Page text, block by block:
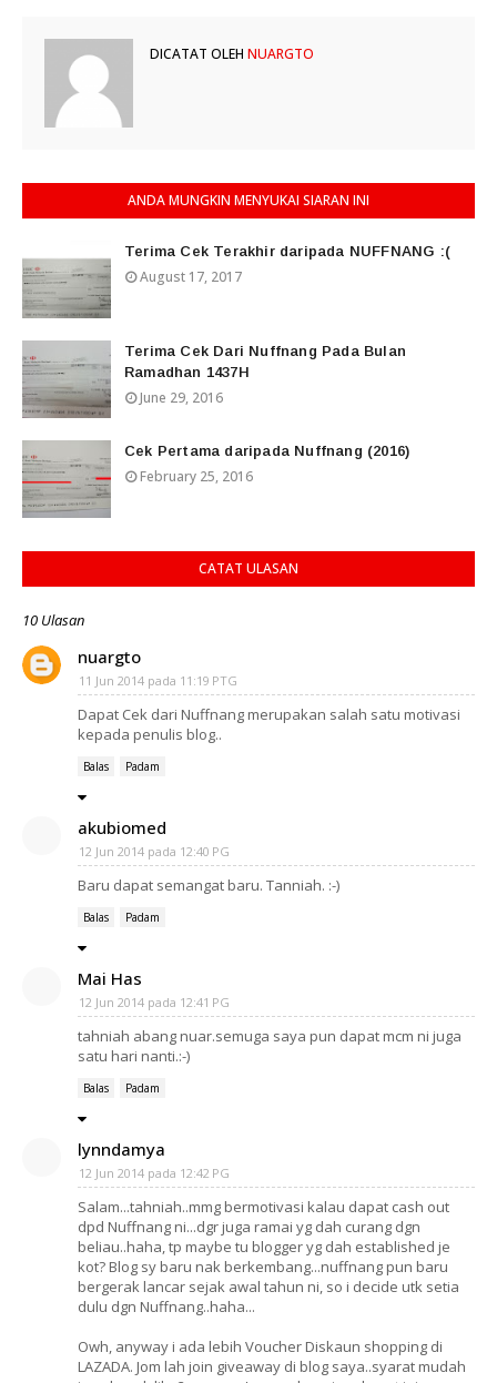
DICATAT OLEH NUARGTO
ANDA MUNGKIN MENYUKAI SIARAN INI
Terima Cek Terakhir daripada NUFFNANG :(
August 17, 2017
Terima Cek Dari Nuffnang Pada Bulan
Ramadhan 1437H
June 29, 2016
Cek Pertama daripada Nuffnang (2016)
February 25, 2016
CATAT ULASAN
10 Ulasan
nuargto
11 Jun 2014 pada 11:19 PTG
Dapat Cek dari Nuffnang merupakan salah satu motivasi
kepada penulis blog..
Balas Padam
akubiomed
12 Jun 2014 pada 12:40 PG
Baru dapat semangat baru. Tanniah. :-)
Balas Padam
Mai Has
12 Jun 2014 pada 12:41 PG
tahniah abang nuar.semuga saya pun dapat mcm ni juga
satu hari nanti.:-)
Balas Padam
lynndamya
12 Jun 2014 pada 12:42 PG
Salam...tahniah..mmg bermotivasi kalau dapat cash out
dpd Nuffnang ni...dgr juga ramai yg dah curang dgn
beliau..haha, tp maybe tu blogger yg dah established je
kot? Blog sy baru nak berkembang...nuffnang pun baru
bergerak lancar sejak awal tahun ni, so i decide utk setia
dulu dgn Nuffnang..haha...
Owh, anyway i ada lebih Voucher Diskaun shopping di
LAZADA. Jom lah join giveaway di blog saya..syarat mudah